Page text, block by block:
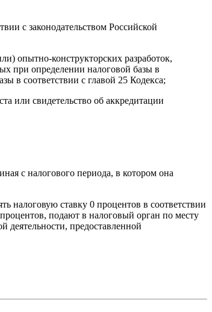
с законодательством Российской
опытно-конструкторских разработок,
при определении налоговой базы в
в соответствии с главой 25 Кодекса;
или свидетельство об аккредитации
с налогового периода, в котором она
налоговую ставку 0 процентов в соответствии
процентов, подают в налоговый орган по месту
деятельности, предоставленной